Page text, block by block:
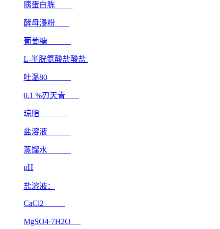
胰蛋白胨
酵母浸粉
葡萄糖
L-半胱氨酸盐酸盐
吐温80
0.1 %刃天青
琼脂
盐溶液
蒸馏水
pH
盐溶液：
CaCl2
MgSO4·7H2O